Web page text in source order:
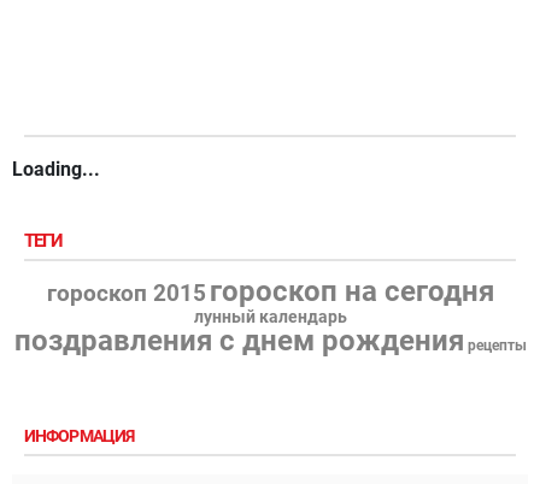
Loading...
ТЕГИ
гороскоп 2015 гороскоп на сегодня
лунный календарь
поздравления с днем рождения рецепты
ИНФОРМАЦИЯ